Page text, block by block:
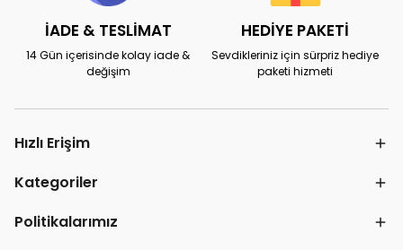
İADE & TESLİMAT
14 Gün içerisinde kolay iade &
değişim
HEDİYE PAKETİ
Sevdikleriniz için sürpriz hediye
paketi hizmeti
Hızlı Erişim
Kategoriler
Politikalarımız